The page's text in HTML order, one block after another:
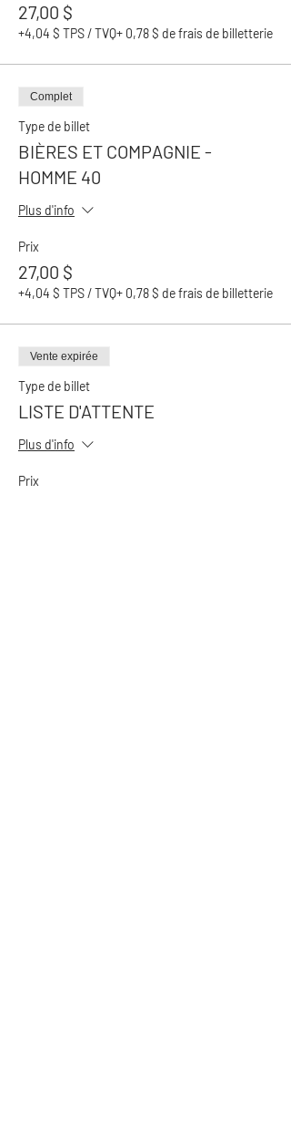
27,00 $
+4,04 $ TPS / TVQ+ 0,78 $ de frais de billetterie
Complet
Type de billet
BIÈRES ET COMPAGNIE -
HOMME 40
Plus d'info
Prix
27,00 $
+4,04 $ TPS / TVQ+ 0,78 $ de frais de billetterie
Vente expirée
Type de billet
LISTE D'ATTENTE
Plus d'info
Prix